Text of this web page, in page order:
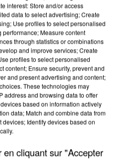
LES REFUGES
interest: Store and/or access
data to select advertising; Create
Use profiles to select personalised
Measure content
through statistics or combinations
and improve services; Create
profiles to select personalised
content; Ensure security, prevent and
and present advertising and content;
These technologies may
address and browsing data to offer
based on information actively
data; Match and combine data from
Identify devices based on
en cliquant sur "Accepter